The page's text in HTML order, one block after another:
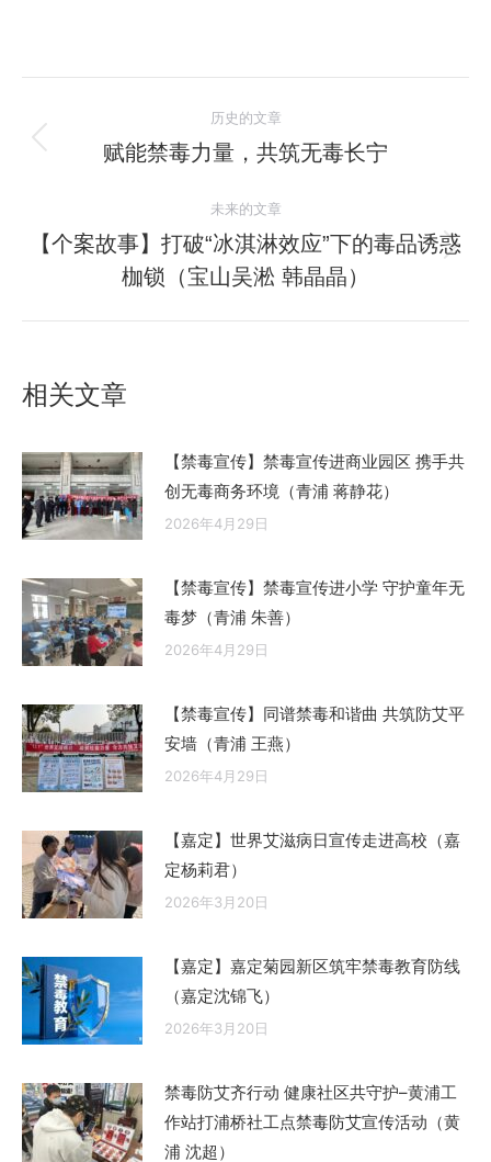
章
航
历史的文章
历
的
文
章：
赋能禁毒力量，共筑无毒长宁
未来的文章
未
来
的
【个案故事】打破“冰淇淋效应”下的毒品诱惑
枷锁（宝山吴淞 韩晶晶）
相关文章
【禁毒宣传】禁毒宣传进商业园区 携手共
创无毒商务环境（青浦 蒋静花）
2026年4月29日
【禁毒宣传】禁毒宣传进小学 守护童年无
毒梦（青浦 朱善）
2026年4月29日
【禁毒宣传】同谱禁毒和谐曲 共筑防艾平
安墙（青浦 王燕）
2026年4月29日
【嘉定】世界艾滋病日宣传走进高校（嘉
定杨莉君）
2026年3月20日
【嘉定】嘉定菊园新区筑牢禁毒教育防线
（嘉定沈锦飞）
2026年3月20日
禁毒防艾齐行动 健康社区共守护–黄浦工
作站打浦桥社工点禁毒防艾宣传活动（黄
浦 沈超）